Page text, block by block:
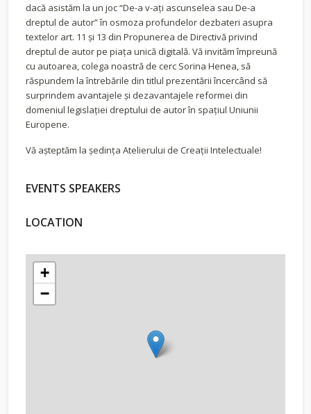
dacă asistăm la un joc “De-a v-aţi ascunselea sau De-a
dreptul de autor” în osmoza profundelor dezbateri asupra
textelor art. 11 şi 13 din Propunerea de Directivă privind
dreptul de autor pe piaţa unică digitală. Vă invităm împreună
cu autoarea, colega noastră de cerc Sorina Henea, să
răspundem la întrebările din titlul prezentării încercând să
surprindem avantajele şi dezavantajele reformei din
domeniul legislaţiei dreptului de autor în spaţiul Uniunii
Europene.
Vă așteptăm la ședința Atelierului de Creații Intelectuale!
EVENTS SPEAKERS
LOCATION
+
−